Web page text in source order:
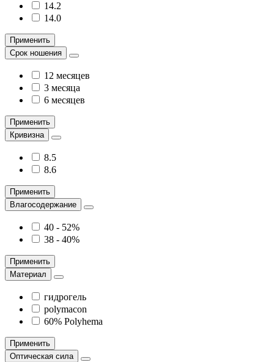
14.2
14.0
Применить
Срок ношения
12 месяцев
3 месяца
6 месяцев
Применить
Кривизна
8.5
8.6
Применить
Влагосодержание
40 - 52%
38 - 40%
Применить
Материал
гидрогель
polymacon
60% Polyhema
Применить
Оптическая сила